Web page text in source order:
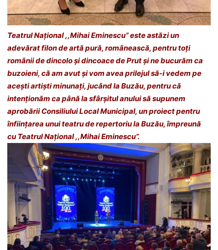
Teatrul Național ,,Mihai Eminescu” este astăzi un
adevărat filon de artă pură, românească, pentru toți
românii de dincolo și dincoace de Prut și ne bucurăm ca
buzoieni, că am avut și vom avea prilejul să-i vedem pe
acești artiști minunați, jucând la Buzău, pentru că
intenționăm ca până la sfârșitul anului să supunem
aprobării Consiliului Local Municipal, un proiect pentru
înființarea unui teatru de repertoriu la Buzău, împreună
cu Teatrul Național ,,Mihai Eminescu”.